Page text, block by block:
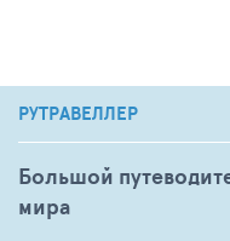
РУТРАВЕЛЛЕР
Большой
мира